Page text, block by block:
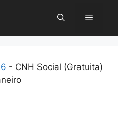
Menu
- CNH Social (Gratuita)